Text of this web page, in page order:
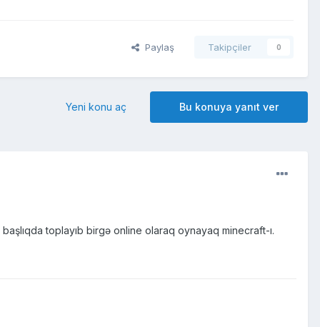
Paylaş Takipçiler 0
Bu konuya yanıt ver
Yeni konu aç
toplayıb birgə online olaraq oynayaq minecraft-ı.